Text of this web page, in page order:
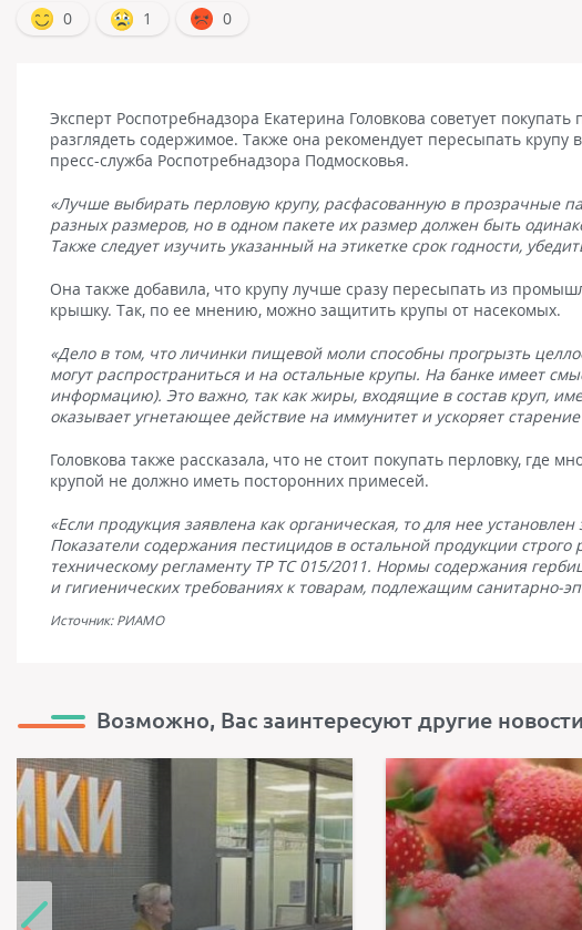
0 1 0
Эксперт Роспотребнадзора Екатерина Головкова советует
разглядеть содержимое. Также она рекомендует пересыпать
пресс-служба Роспотребнадзора Подмосковья.
«Лучше выбирать перловую крупу, расфасованную в прозрачные
разных размеров, но в одном пакете их размер должен быть
Также следует изучить указанный на этикетке срок годности,
Она также добавила, что крупу лучше сразу пересыпать из
крышку. Так, по ее мнению, можно защитить крупы от насекомых.
«Дело в том, что личинки пищевой моли способны прогрызть
могут распространиться и на остальные крупы. На банке имеет
информацию). Это важно, так как жиры, входящие в состав круп,
оказывает угнетающее действие на иммунитет и ускоряет
Головкова также рассказала, что не стоит покупать перловку,
крупой не должно иметь посторонних примесей.
«Если продукция заявлена как органическая, то для нее
Показатели содержания пестицидов в остальной продукции
техническому регламенту ТР ТС 015/2011. Нормы содержания
и гигиенических требованиях к товарам, подлежащим санитарно-
Источник: РИАМО
Возможно, Вас заинтересуют другие